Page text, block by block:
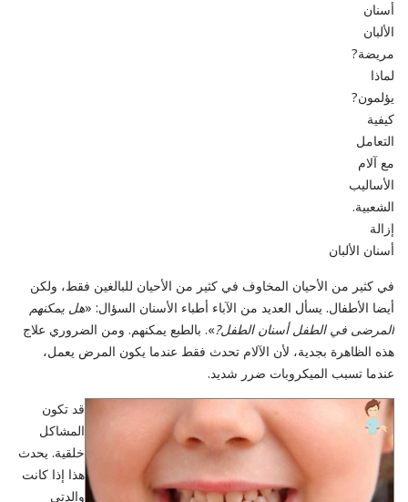
أسنان
الألبان
مريضة?
لماذا
يؤلمون?
كيفية
التعامل
مع آلام
الأساليب
الشعبية.
إزالة
أسنان الألبان
في كثير من الأحيان المخاوف في كثير من الأحيان للبالغين فقط، ولكن
أيضا الأطفال. يسأل العديد من الآباء أطباء الأسنان السؤال: «هل يمكنهم
المرضى في الطفلأسنان الطفل?». بالطبع يمكنهم. ومن الضروري علاج
هذه الظاهرة بجدية، لأن الآلام تحدث فقط عندما يكون المرض يعمل،
عندما تسبب الميكروبات ضرر شديد.
قد تكون
المشاكل
خلقية. يحدث
هذا إذا كانت
والدتي